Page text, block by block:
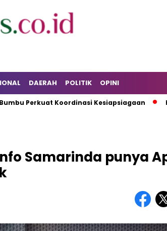
DAERAH POLITIK OPINI
Koordinasi Kesiapsiagaan KNPI
Samarinda punya